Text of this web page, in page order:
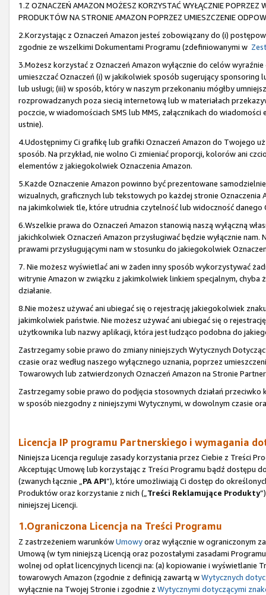
1.Z OZNACZEŃ AMAZON MOŻESZ KORZYSTAĆ WYŁĄCZNIE POPRZEZ
PRODUKTÓW NA STRONIE AMAZON POPRZEZ UMIESZCZENIE
2.Korzystając z Oznaczeń Amazon jesteś zobowiązany do (i)
zgodnie ze wszelkimi Dokumentami Programu (zdefiniowanymi w
3.Możesz korzystać z Oznaczeń Amazon wyłącznie do celów
umieszczać Oznaczeń (i) w jakikolwiek sposób sugerujący
lub usługi; (iii) w sposób, który w naszym przekonaniu mógłby
rozprowadzanych poza siecią internetową lub w materiałach
poczcie, w wiadomościach SMS lub MMS, załącznikach do
ustnie).
4.Udostępnimy Ci grafikę lub grafiki Oznaczeń Amazon do Twojego
sposób. Na przykład, nie wolno Ci zmieniać proporcji, kolorów ani
elementów z jakiegokolwiek Oznaczenia Amazon.
5.Każde Oznaczenie Amazon powinno być prezentowane
wizualnych, graficznych lub tekstowych po każdej stronie Oznaczenia
na jakimkolwiek tle, które utrudnia czytelność lub widoczność danego
6.Wszelkie prawa do Oznaczeń Amazon stanowią naszą wyłączną
jakichkolwiek Oznaczeń Amazon przysługiwać będzie wyłącznie
prawami przysługującymi nam w stosunku do jakiegokolwiek
7. Nie możesz wyświetlać ani w żaden inny sposób wykorzystywać
witrynie Amazon w związku z jakimkolwiek linkiem specjalnym,
działanie.
8.Nie możesz używać ani ubiegać się o rejestrację jakiegokolwiek
jakimkolwiek państwie. Nie możesz używać ani ubiegać się o
użytkownika lub nazwy aplikacji, która jest łudząco podobna do
Zastrzegamy sobie prawo do zmiany niniejszych Wytycznych
czasie oraz według naszego wyłącznego uznania, poprzez
Towarowych lub zatwierdzonych Oznaczeń Amazon na Stronie
Zastrzegamy sobie prawo do podjęcia stosownych działań
w sposób niezgodny z niniejszymi Wytycznymi, w dowolnym czasie
Licencja IP programu Partnerskiego i wymagania
Niniejsza Licencja reguluje zasady korzystania przez Ciebie z Treści
Akceptując Umowę lub korzystając z Treści Programu bądź dostępu
(zwanych łącznie „PA API”), które umożliwiają Ci dostęp do
Produktów oraz korzystanie z nich („Treści Reklamujące Produkty
niniejszej Licencji.
1.Ograniczona Licencja na Treści Programu
Z zastrzeżeniem warunkówUmowyoraz wyłącznie w ograniczonym
Umową (w tym niniejszą Licencją oraz pozostałymi zasadami
wolnej od opłat licencyjnych licencji na: (a) kopiowanie i wyświetlanie
towarowych Amazon (zgodnie z definicją zawartą wWytycznych
wyłącznie na Twojej Stronie i zgodnie z Wytycznymi dotyczącymi